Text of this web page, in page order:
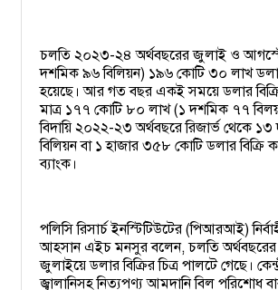
চলতি ২০২৩-২৪ অর্থবছরের জুলাই ও
দশমিক ৯৬ বিলিয়ন) ১৯৬ কোটি ৩০ লাখ
হয়েছে। আর গত বছর একই সময়ে ডলার
মাত্র ১৭৭ কোটি ৮০ লাখ (১ দশমিক ৭৭
বিদায়ি ২০২২-২৩ অর্থবছরে রিজার্ভ থেকে
বিলিয়ন বা ১ হাজার ৩৫৮ কোটি ডলার বিক্রি
ব্যাংক।
পলিসি রিসার্চ ইনস্টিটিউটের (পিআরআই)
আহসান এইচ মনসুর বলেন, চলতি অর্থবছরের
জুলাইয়ে ডলার বিক্রির চিত্র পালটে গেছে।
জ্বালানিসহ নিত্যপণ্য আমদানি বিল পরিশোধ